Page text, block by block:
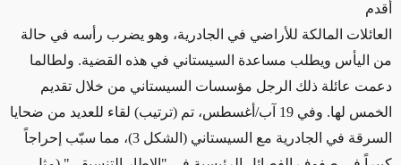
أقدم
العائلات المالكة للأراضي في الجادرية، وهو يضرب رأسه في حالة
من اليأس ويطلب مساعدة السيستاني في هذه القضية. ولطالما
دعمت عائلة ذلك الرجل مؤسسات السيستاني من خلال تقديم
الخمس لها. وفي 19 آب/أغسطس،
تم (ترتيب) لقاء للعديد من ضحايا
السرقة في الجادرية مع السيستاني (الشكل 3)
، مما سبّب إحراجاً